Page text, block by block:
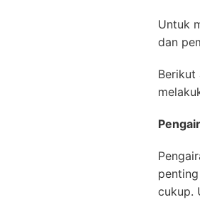
Untuk
dan
Berikut
cukup.